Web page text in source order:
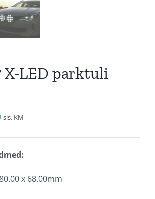
X-LED parktuli
Current
€128,00.
sis. KM
x 68.00mm